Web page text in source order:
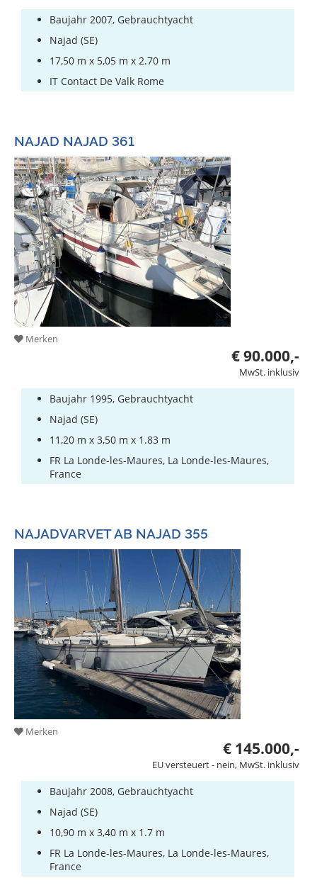
Baujahr 2007, Gebrauchtyacht
Najad (SE)
17,50 m x 5,05 m x 2.70 m
IT Contact De Valk Rome
NAJAD NAJAD 361
Merken
€ 90.000,-
MwSt. inklusiv
Baujahr 1995, Gebrauchtyacht
Najad (SE)
11,20 m x 3,50 m x 1.83 m
FR La Londe-les-Maures, La Londe-les-Maures,
France
NAJADVARVET AB NAJAD 355
Merken
€ 145.000,-
EU versteuert - nein, MwSt. inklusiv
Baujahr 2008, Gebrauchtyacht
Najad (SE)
10,90 m x 3,40 m x 1.7 m
FR La Londe-les-Maures, La Londe-les-Maures,
France